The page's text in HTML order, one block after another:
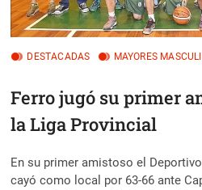
DESTACADAS MAYORES
Ferro jugó su primer
la Liga Provincial
En su primer amistoso el
cayó como local por 63-66 ante